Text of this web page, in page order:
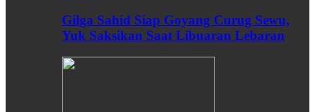
Gilga Sahid Siap Goyang Curug Sewu,
Yuk Saksikan Saat Libuaran Lebaran